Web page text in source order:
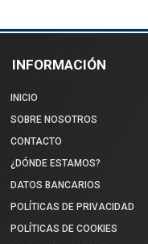
INFORMACIÓN
INICIO
SOBRE NOSOTROS
CONTACTO
¿DÓNDE ESTAMOS?
DATOS BANCARIOS
POLÍTICAS DE PRIVACIDAD
POLÍTICAS DE COOKIES